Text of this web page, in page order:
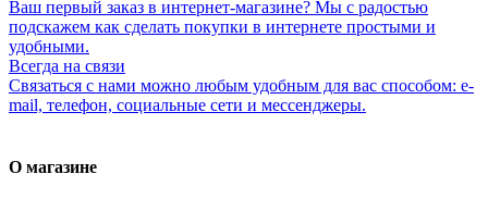
Ваш первый заказ в интернет-магазине? Мы с радостью
подскажем как сделать покупки в интернете простыми и
удобными.
Всегда на связи
Связаться с нами можно любым удобным для вас способом: e-
mail, телефон, социальные сети и мессенджеры.
О магазине